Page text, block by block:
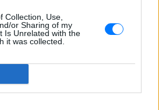
Collection, Use,
or Sharing of my
Is Unrelated with the
it was collected.
Νεαρός στο λιμάνι του Πειραιά:
«Πάω διακοπές έναν μήνα» ‑ Η
απίθανη ατάκα στην κάμερα του
MEGA
MEGA» κατέγραψε τη διασκεδαστική
στιγμή από το λιμάνι του Πειραιά, την